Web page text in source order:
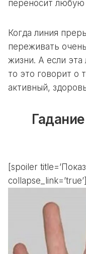
переносит любую
Когда линия
переживать
жизни. А если эта
то это говорит о
активный,
[spoiler
collapse_link=’true’]